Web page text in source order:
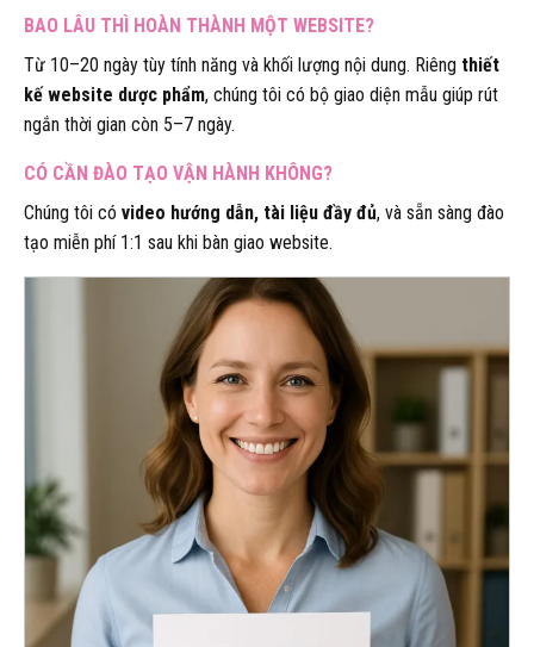
BAO LÂU THÌ HOÀN THÀNH MỘT WEBSITE?
Từ 10–20 ngày tùy tính năng và khối lượng nội dung. Riêng thiết
kế website dược phẩm, chúng tôi có bộ giao diện mẫu giúp rút
ngắn thời gian còn 5–7 ngày.
CÓ CẦN ĐÀO TẠO VẬN HÀNH KHÔNG?
Chúng tôi có video hướng dẫn, tài liệu đầy đủ, và sẵn sàng đào
tạo miễn phí 1:1 sau khi bàn giao website.